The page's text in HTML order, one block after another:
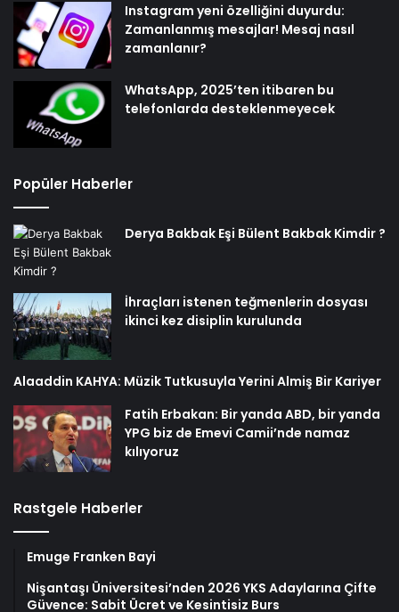
Instagram yeni özelliğini duyurdu:
Zamanlanmış mesajlar! Mesaj nasıl
zamanlanır?
WhatsApp, 2025’ten itibaren bu
telefonlarda desteklenmeyecek
Popüler Haberler
Derya Bakbak Eşi Bülent Bakbak Kimdir ?
İhraçları istenen teğmenlerin dosyası
ikinci kez disiplin kurulunda
Alaaddin KAHYA: Müzik Tutkusuyla Yerini Almiş Bir Kariyer
Fatih Erbakan: Bir yanda ABD, bir yanda
YPG biz de Emevi Camii’nde namaz
kılıyoruz
Rastgele Haberler
Emuge Franken Bayi
Nişantaşı Üniversitesi’nden 2026 YKS Adaylarına Çifte
Güvence: Sabit Ücret ve Kesintisiz Burs